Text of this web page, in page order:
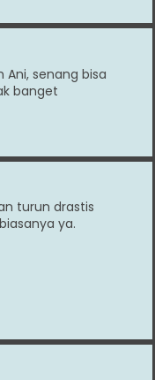
senang bisa
banget
turun drastis
ya.